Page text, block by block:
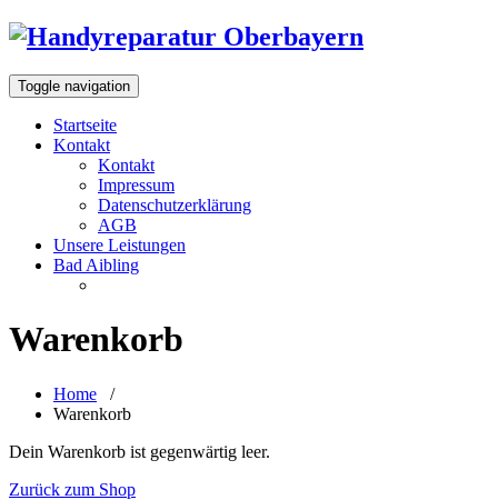
Toggle navigation
Startseite
Kontakt
Kontakt
Impressum
Datenschutzerklärung
AGB
Unsere Leistungen
Bad Aibling
Warenkorb
Home /
Warenkorb
Dein Warenkorb ist gegenwärtig leer.
Zurück zum Shop